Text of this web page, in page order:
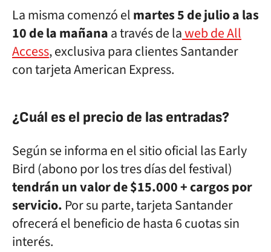
La misma comenzó elmartes 5 de julio a las
10 de la mañanaa través de laweb de All
Access, exclusiva para clientes Santander
con tarjeta American Express.
¿Cuál es el precio de las entradas?
Según se informa en el sitio oficial las Early
Bird (abono por los tres días del festival)
tendrán un valor de $15.000 + cargos por
servicio. Por su parte, tarjeta Santander
ofrecerá el beneficio de hasta 6 cuotas sin
interés.